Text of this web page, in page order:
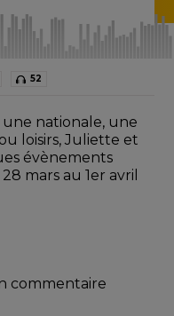
52
nationale, une
loisirs, Juliette et
évènements
mars au 1er avril
commentaire